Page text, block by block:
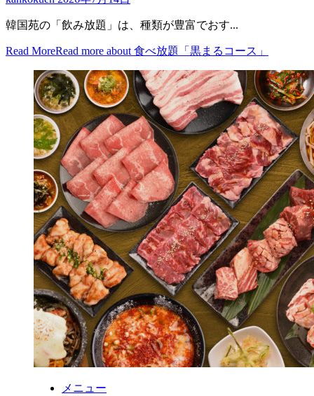
韓国苑の「飲み放題」は、種類が豊富でおす...
Read MoreRead more about 食べ放題「黒まるコース」
メニュー